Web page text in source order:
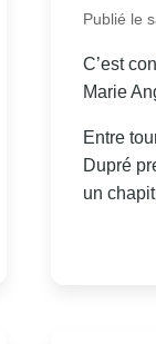
Publié le
C’est
Marie
Entre
Dupré
un